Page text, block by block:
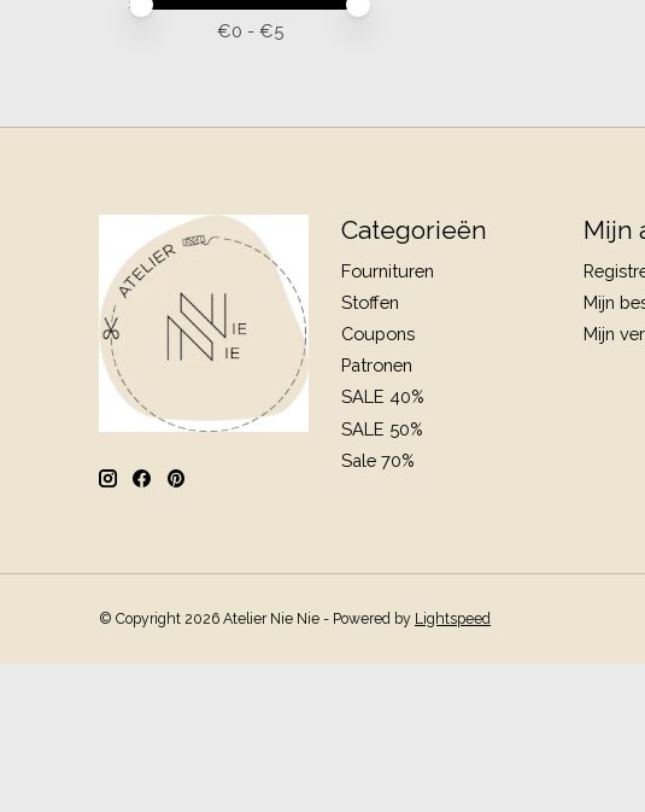
€0 - €5
Categorieën
Fournituren
Stoffen
Coupons
Patronen
SALE 40%
SALE 50%
Sale 70%
Mijn
Mijn
Mijn
© Copyright 2026 Atelier Nie Nie - Powered by Lightspeed